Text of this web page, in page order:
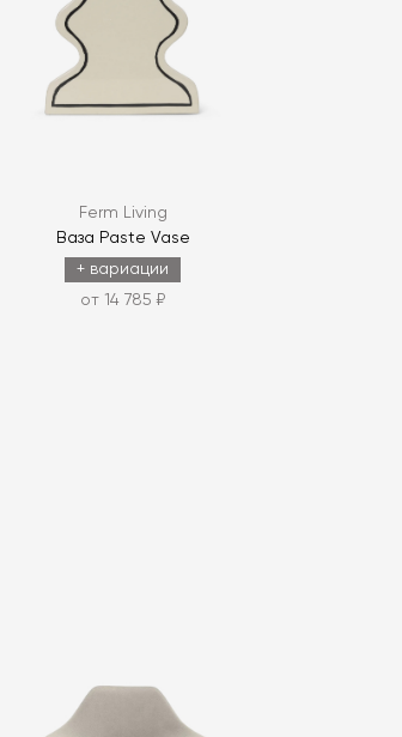
Ferm Living
Ваза Paste Vase
+ вариации
от 14 785 ₽